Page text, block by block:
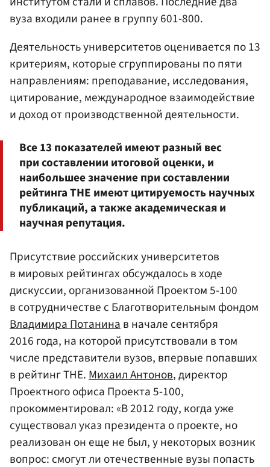
вуза входили ранее в группу 601-800.
Деятельность университетов оценивается по 13
критериям, которые сгруппированы по пяти
направлениям: преподавание, исследования,
цитирование, международное взаимодействие
и доход от производственной деятельности.
Все 13 показателей имеют разный вес
при составлении итоговой оценки, и
наибольшее значение при составлении
рейтинга THE имеют цитируемость научных
публикаций, а также академическая и
научная репутация.
Присутствие российских университетов
в мировых рейтингах обсуждалось в ходе
дискуссии, организованной Проектом 5-100
в сотрудничестве с Благотворительным фондом
Владимира Потанинав начале сентября
2016 года, на которой присутствовали в том
числе представители вузов, впервые попавших
в рейтинг THE.Михаил Антонов, директор
Проектного офиса Проекта 5-100,
прокомментировал: «В 2012 году, когда уже
существовал указ президента о проекте, но
реализован он еще не был, у некоторых возник
вопрос: смогут ли отечественные вузы попасть